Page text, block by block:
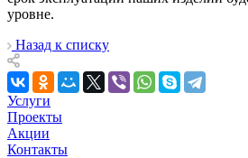
уровне.
Назад к списку
Услуги
Проекты
Акции
Контакты